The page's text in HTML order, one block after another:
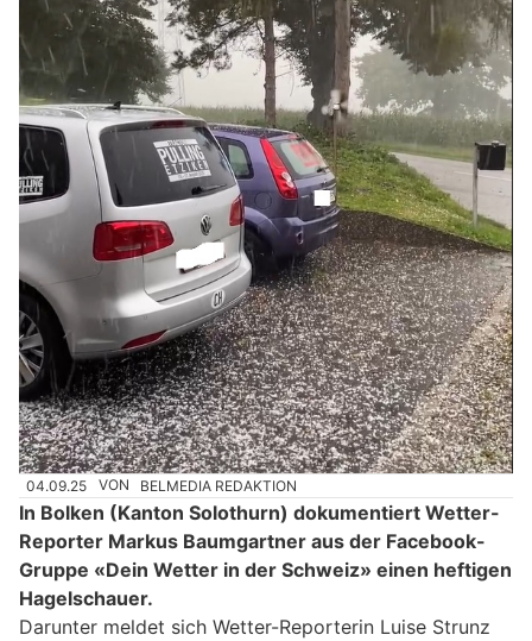
04.09.25 VON BELMEDIA REDAKTION
In Bolken (Kanton Solothurn) dokumentiert Wetter-
Reporter Markus Baumgartner aus der Facebook-
Gruppe «Dein Wetter in der Schweiz» einen heftigen
Hagelschauer.
Darunter meldet sich Wetter-Reporterin Luise Strunz